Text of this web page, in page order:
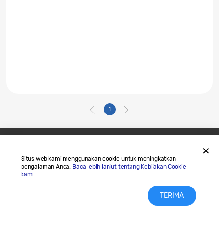
Situs web kami menggunakan cookie untuk meningkatkan
pengalaman Anda. Baca lebih lanjut tentang Kebijakan Cookie
kami.
TERIMA
1
Hubungi Kami
SAMSUNG.COM
Legal
Privasi